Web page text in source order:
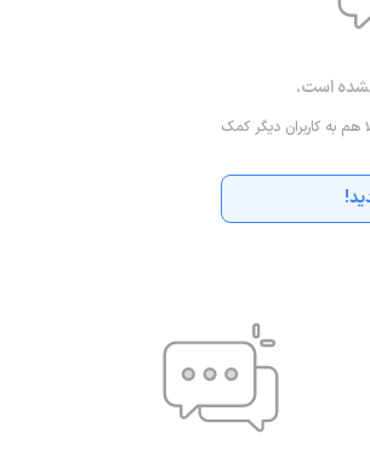
است.
هم به کاربران دیگر کمک